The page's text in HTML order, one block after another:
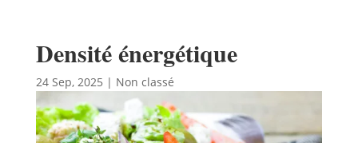
Densité énergétique
24 Sep, 2025 | Non classé